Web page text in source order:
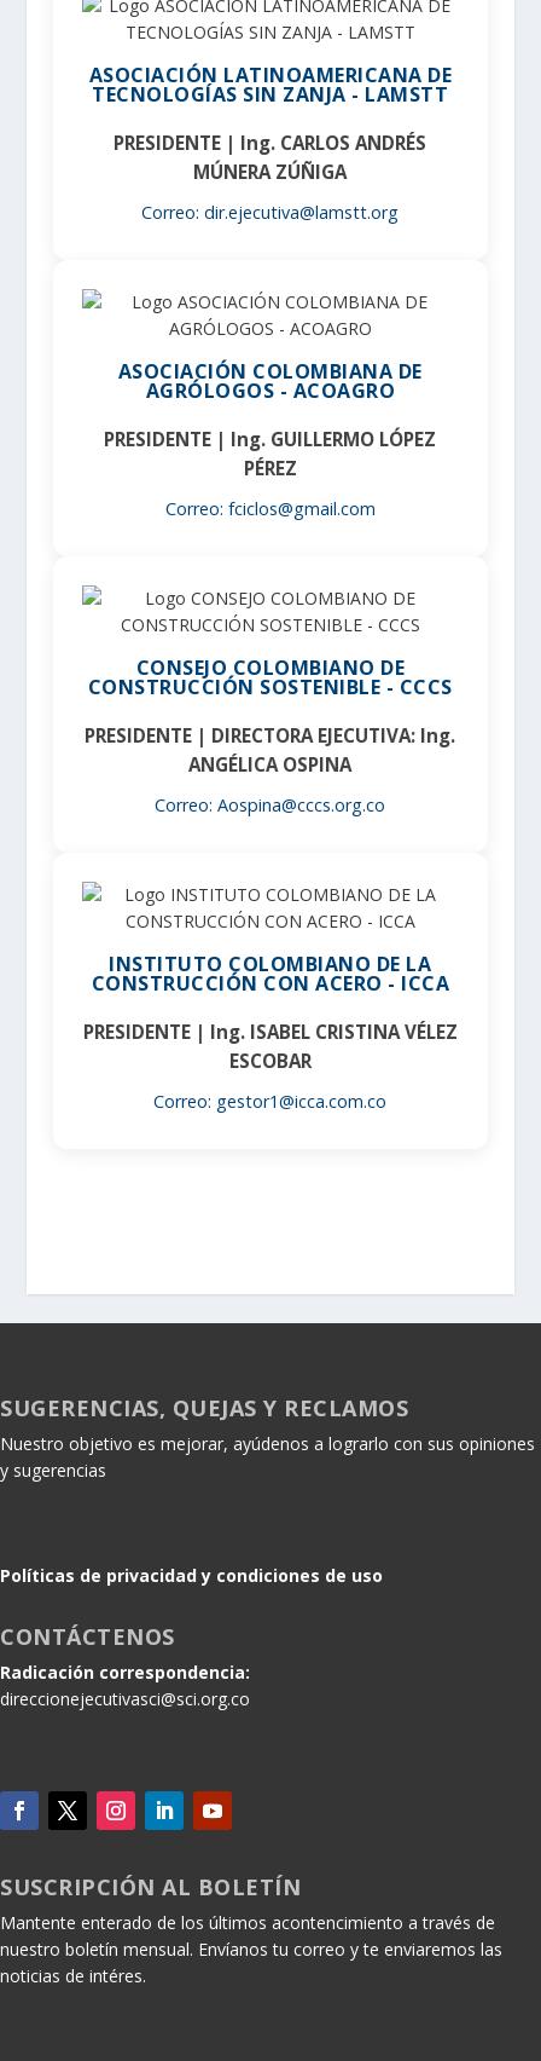
ASOCIACIÓN LATINOAMERICANA DE
TECNOLOGÍAS SIN ZANJA - LAMSTT
PRESIDENTE | Ing. CARLOS ANDRÉS
MÚNERA ZÚÑIGA
Correo: dir.ejecutiva@lamstt.org
ASOCIACIÓN COLOMBIANA DE
AGRÓLOGOS - ACOAGRO
PRESIDENTE | Ing. GUILLERMO LÓPEZ
PÉREZ
Correo: fciclos@gmail.com
CONSEJO COLOMBIANO DE
CONSTRUCCIÓN SOSTENIBLE - CCCS
PRESIDENTE | DIRECTORA EJECUTIVA: Ing.
ANGÉLICA OSPINA
Correo: Aospina@cccs.org.co
INSTITUTO COLOMBIANO DE LA
CONSTRUCCIÓN CON ACERO - ICCA
PRESIDENTE | Ing. ISABEL CRISTINA VÉLEZ
ESCOBAR
Correo: gestor1@icca.com.co
SUGERENCIAS, QUEJAS Y RECLAMOS
Nuestro objetivo es mejorar, ayúdenos a lograrlo con sus opiniones
y sugerencias
Políticas de privacidad y condiciones de uso
CONTÁCTENOS
Radicación correspondencia:
direccionejecutivasci@sci.org.co
SUSCRIPCIÓN AL BOLETÍN
Mantente enterado de los últimos acontencimiento a través de
nuestro boletín mensual. Envíanos tu correo y te enviaremos las
noticias de intéres.